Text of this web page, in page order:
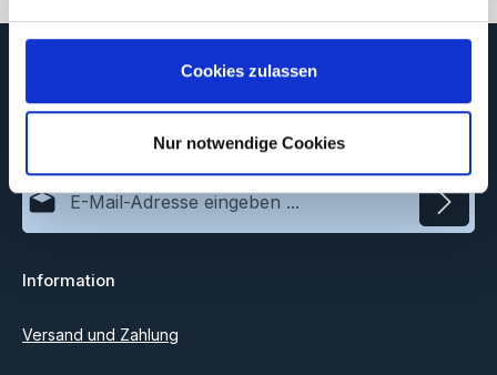
Cookies zulassen
Nur notwendige Cookies
Newsletter, um rechtzeitig über neue Produkte und Angebote
informiert zu werden.
E-Mail-Adresse*
Ich habe dieDatenschutzbestimmungen
einverstanden.
Information
Versand und Zahlung